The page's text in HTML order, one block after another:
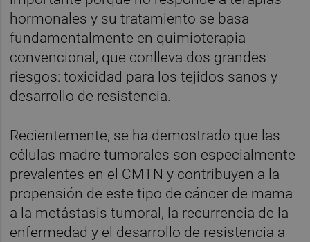
hormonales y su tratamiento se basa
fundamentalmente en quimioterapia
convencional, que conlleva dos grandes
riesgos: toxicidad para los tejidos sanos y
desarrollo de resistencia.
Recientemente, se ha demostrado que las
células madre tumorales son especialmente
prevalentes en el CMTN y contribuyen a la
propensión de este tipo de cáncer de mama
a la metástasis tumoral, la recurrencia de la
enfermedad y el desarrollo de resistencia a